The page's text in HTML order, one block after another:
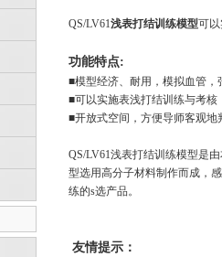
QS/LV61浅表打结训练模型可
功能特点:
■模型经济、耐用，模拟血管，
■可以实施表浅打结训练与考核
■开放式空间，方便导师客观地
QS/LV61浅表打结训练模型是
型选用高分子材料制作而成，
练的s选产品。
友情提示：